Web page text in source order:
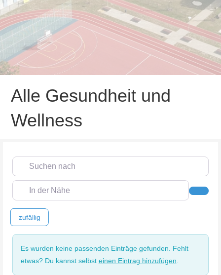
Alle Gesundheit und
Wellness
Suchen nach
In der Nähe
zufällig
Es wurden keine passenden Einträge gefunden. Fehlt
etwas? Du kannst selbst einen Eintrag hinzufügen.